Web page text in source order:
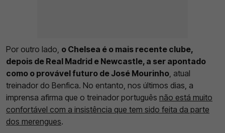
Por outro lado, o Chelsea é o mais recente clube,
depois de Real Madrid e Newcastle, a ser apontado
como o provável futuro de José Mourinho, atual
treinador do Benfica. No entanto, nos últimos dias, a
imprensa afirma que o treinador português não está muito
confortável com a insistência que tem sido feita da parte
dos merengues.